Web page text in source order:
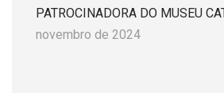
PATROCINADORA DO MUSEU
novembro de 2024